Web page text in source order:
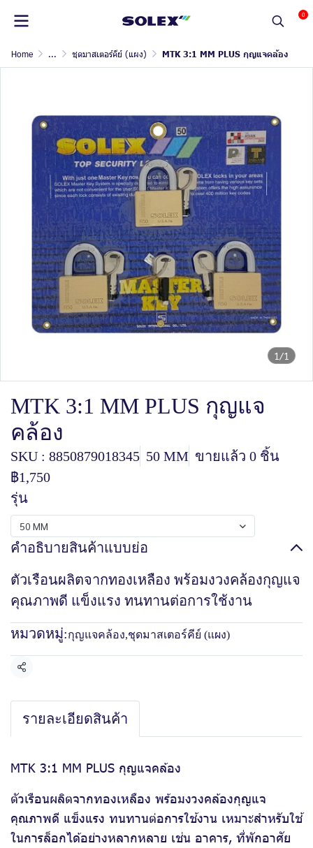
0
Home ... ชุดมาสเตอร์คีย์ (แผง) MTK 3:1 MM PLUS กุญแจคล้อง
1/1
MTK 3:1 MM PLUS กุญแจ
คล้อง
SKU : 8850879018345 50 MM ขายแล้ว 0 ชิ้น
฿1,750
รุ่น
50 MM
คำอธิบายสินค้าแบบย่อ
ตัวเรือนผลิตจากทองเหลือง พร้อมงวงคล้องกุญแจ
คุณภาพดี แข็งแรง ทนทานต่อการใช้งาน
หมวดหมู่:กุญแจคล้อง,ชุดมาสเตอร์คีย์ (แผง)
แชร์
รายละเอียดสินค้า
MTK 3:1 MM PLUS กุญแจคล้อง
ตัวเรือนผลิตจากทองเหลือง พร้อมงวงคล้องกุญแจ
คุณภาพดี แข็งแรง ทนทานต่อการใช้งาน เหมาะสำหรับใช้
ในการล็อกได้อย่างหลากหลาย เช่น อาคาร, ที่พักอาศัย